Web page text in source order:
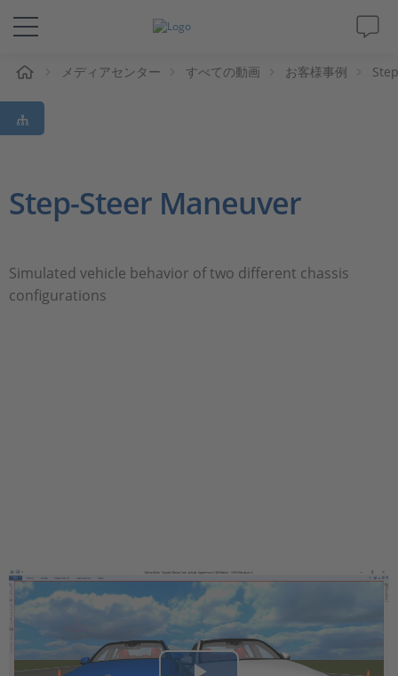
ソリューションと製品
サポート
企業情報
メディアセンター すべての動画 お客様事例
Step-Steer Maneuver
Simulated vehicle behavior of two different chassis
configurations